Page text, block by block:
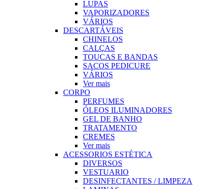
LUPAS
VAPORIZADORES
VÁRIOS
DESCARTÁVEIS
CHINELOS
CALÇAS
TOUCAS E BANDAS
SACOS PEDICURE
VÁRIOS
Ver mais
CORPO
PERFUMES
ÓLEOS ILUMINADORES
GEL DE BANHO
TRATAMENTO
CREMES
Ver mais
ACESSORIOS ESTÉTICA
DIVERSOS
VESTUARIO
DESINFECTANTES / LIMPEZA